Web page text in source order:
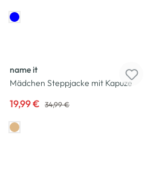
name it
Mädchen Steppjacke mit Kapuze
19,99 € 34,99 €